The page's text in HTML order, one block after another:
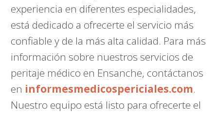
experiencia en diferentes especialidades,
está dedicado a ofrecerte el servicio más
confiable y de la más alta calidad. Para más
información sobre nuestros servicios de
peritaje médico en Ensanche, contáctanos
en informesmedicospericiales.com.
Nuestro equipo está listo para ofrecerte el